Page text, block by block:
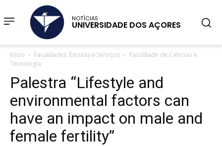
NOTÍCIAS
UNIVERSIDADE DOS AÇORES
Início Faculdades, Escolas e Serviços
Faculdade de Ciências e
Tecnologia
Palestra “Lifestyle and
environmental factors can
have an impact on male and
female fertility”